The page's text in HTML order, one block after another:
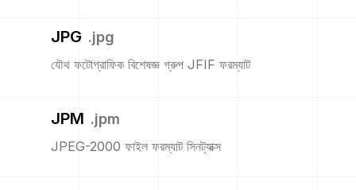
JPG .jpg
যৌথ ফটোগ্রাফিক বিশেষজ্ঞ গ্রুপ JFIF ফরম্যাট
JPM .jpm
JPEG-2000 ফাইল ফরম্যাট সিনট্যাক্স